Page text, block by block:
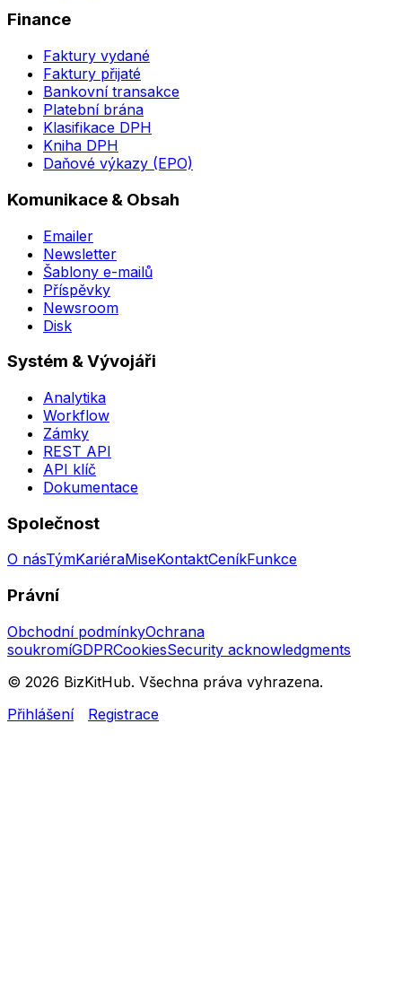
Finance
Faktury vydané
Faktury přijaté
Bankovní transakce
Platební brána
Klasifikace DPH
Kniha DPH
Daňové výkazy (EPO)
Komunikace & Obsah
Emailer
Newsletter
Šablony e-mailů
Příspěvky
Newsroom
Disk
Systém & Vývojáři
Analytika
Workflow
Zámky
REST API
API klíč
Dokumentace
Společnost
O násTýmKariéraMiseKontaktCeníkFunkce
Právní
Obchodní podmínkyOchrana
soukromíGDPRCookiesSecurity acknowledgments
© 2026 BizKitHub. Všechna práva vyhrazena.
Přihlášení
Registrace